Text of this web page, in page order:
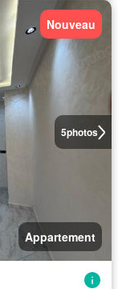
5photos
Nouveau
Appartement